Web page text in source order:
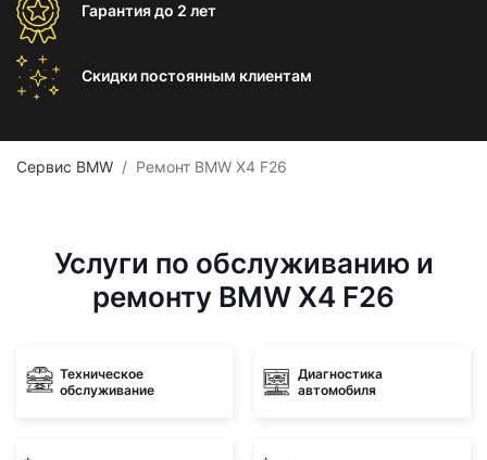
Гарантиядо 2 лет
Скидки постоянным клиентам
Сервис BMW Ремонт BMW X4 F26
Услуги по обслуживанию и
ремонту BMW X4 F26
Техническое
обслуживание
Диагностика
автомобиля